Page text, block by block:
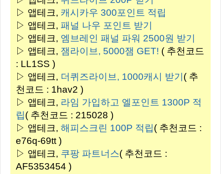
▷ 앱테크, 캐시카우 300포인트 적립
▷ 앱테크, 패널 나우 포인트 받기
▷ 앱테크, 엠브레인 패널 파워 2500원 받기
▷ 앱테크, 잼라이브, 5000잼 GET! ( 추천코드
: LL1SS )
▷ 앱테크, 더퀴즈라이브, 1000캐시 받기( 추
천코드 : 1hav2 )
▷ 앱테크, 라임 가입하고 엘포인트 1300P 적
립( 추천코드 : 215028 )
▷ 앱테크, 해피스크린 100P 적립( 추천코드 :
e76q-69tt )
▷ 앱테크, 쿠팡 파트너스( 추천코드 :
AF5353454 )